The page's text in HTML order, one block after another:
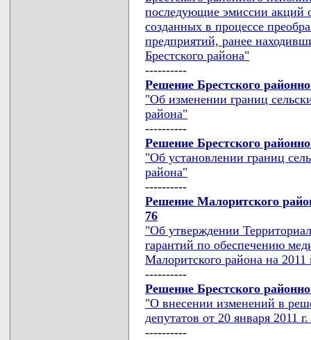
последующие эмиссии акций
созданных в процессе
предприятий, ранее
Брестского района"
----------
Решение Брестского
"Об изменении границ
района"
----------
Решение Брестского
"Об установлении границ
района"
----------
Решение Малоритского
76
"Об утверждении
гарантий по обеспечению
Малоритского района на 2011
----------
Решение Брестского
"О внесении изменений в
депутатов от 20 января 2011
----------